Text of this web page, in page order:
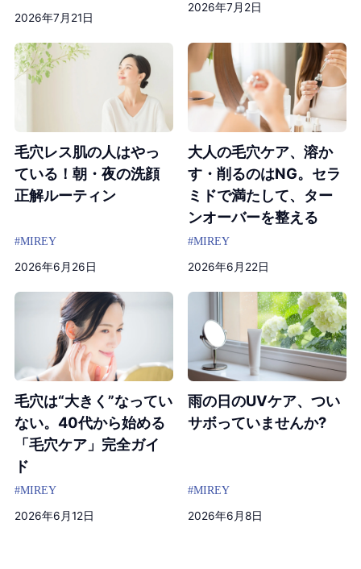
2026年7月21日
2026年7月2日
毛穴レス肌の人はやっ
ている！朝・夜の洗顔
正解ルーティン
#MIREY
2026年6月26日
大人の毛穴ケア、溶か
す・削るのはNG。セラ
ミドで満たして、ター
ンオーバーを整える
#MIREY
2026年6月22日
毛穴は“大きく”なってい
ない。40代から始める
「毛穴ケア」完全ガイ
ド
#MIREY
2026年6月12日
雨の日のUVケア、つい
サボっていませんか?
#MIREY
2026年6月8日